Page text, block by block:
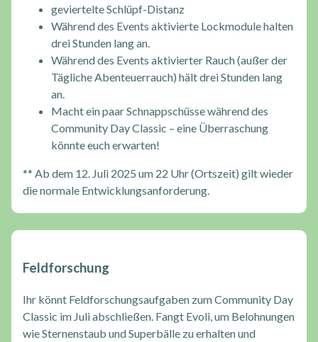
geviertelte Schlüpf-Distanz
Während des Events aktivierte Lockmodule halten
drei Stunden lang an.
Während des Events aktivierter Rauch (außer der
Tägliche Abenteuerrauch) hält drei Stunden lang
an.
Macht ein paar Schnappschüsse während des
Community Day Classic – eine Überraschung
könnte euch erwarten!
** Ab dem 12. Juli 2025 um 22 Uhr (Ortszeit) gilt wieder
die normale Entwicklungsanforderung.
Feldforschung
Ihr könnt Feldforschungsaufgaben zum Community Day
Classic im Juli abschließen. Fangt Evoli, um Belohnungen
wie Sternenstaub und Superbälle zu erhalten und